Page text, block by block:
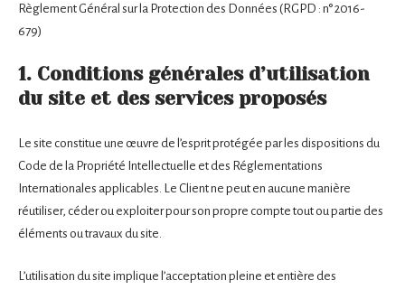
Règlement Général sur la Protection des Données (RGPD : n° 2016-
679)
1. Conditions générales d’utilisation
du site et des services proposés
Le site constitue une œuvre de l’esprit protégée par les dispositions du
Code de la Propriété Intellectuelle et des Réglementations
Internationales applicables. Le Client ne peut en aucune manière
réutiliser, céder ou exploiter pour son propre compte tout ou partie des
éléments ou travaux du site.
L’utilisation du site implique l’acceptation pleine et entière des